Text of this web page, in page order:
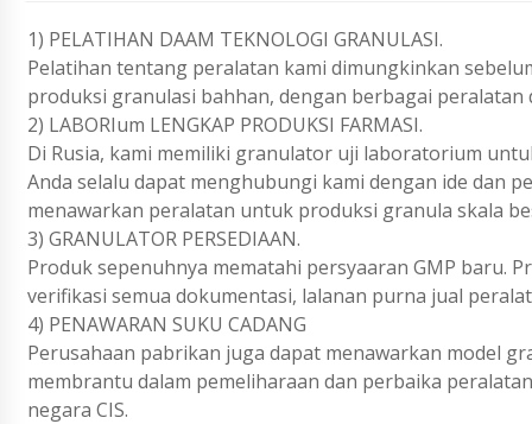
1) PELATIHAN DAAM TEKNOLOGI GRANULASI.
Pelatihan tentang peralatan kami dimungkinkan
produksi granulasi bahhan, dengan berbagai peralatan
2) LABORIum LENGKAP PRODUKSI FARMASI.
Di Rusia, kami memiliki granulator uji laboratorium
Anda selalu dapat menghubungi kami dengan ide dan
menawarkan peralatan untuk produksi granula skala
3) GRANULATOR PERSEDIAAN.
Produk sepenuhnya mematahi persyaaran GMP baru.
verifikasi semua dokumentasi, lalanan purna jual
4) PENAWARAN SUKU CADANG
Perusahaan pabrikan juga dapat menawarkan model
membrantu dalam pemeliharaan dan perbaika
negara CIS.